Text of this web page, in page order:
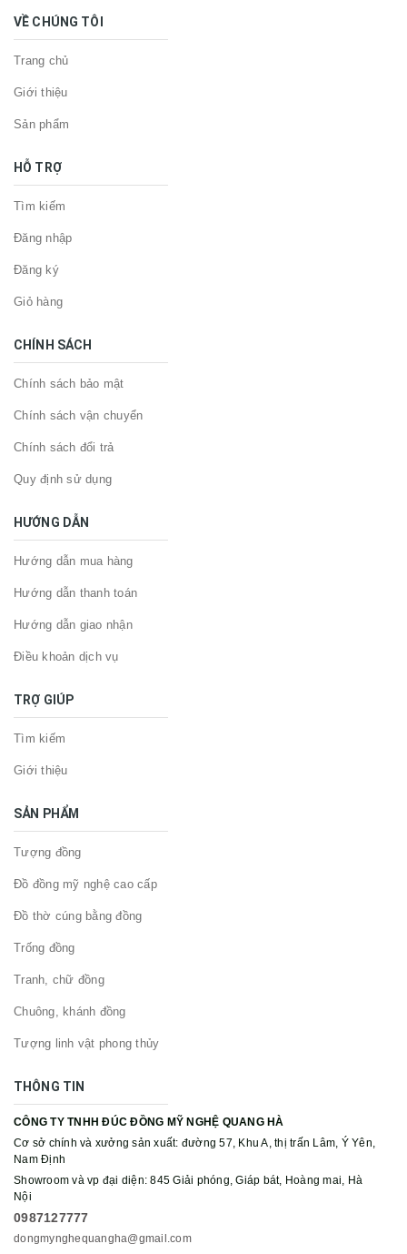
VỀ CHÚNG TÔI
Trang chủ
Giới thiệu
Sản phẩm
HỖ TRỢ
Tìm kiếm
Đăng nhập
Đăng ký
Giỏ hàng
CHÍNH SÁCH
Chính sách bảo mật
Chính sách vận chuyển
Chính sách đổi trả
Quy định sử dụng
HƯỚNG DẪN
Hướng dẫn mua hàng
Hướng dẫn thanh toán
Hướng dẫn giao nhận
Điều khoản dịch vụ
TRỢ GIÚP
Tìm kiếm
Giới thiệu
SẢN PHẨM
Tượng đồng
Đồ đồng mỹ nghệ cao cấp
Đồ thờ cúng bằng đồng
Trống đồng
Tranh, chữ đồng
Chuông, khánh đồng
Tượng linh vật phong thủy
THÔNG TIN
CÔNG TY TNHH ĐÚC ĐỒNG MỸ NGHỆ QUANG HÀ
Cơ sở chính và xưởng sản xuất: đường 57, Khu A, thị trấn Lâm, Ý Yên,
Nam Định
Showroom và vp đại diện: 845 Giải phóng, Giáp bát, Hoàng mai, Hà
Nội
0987127777
dongmynghequangha@gmail.com